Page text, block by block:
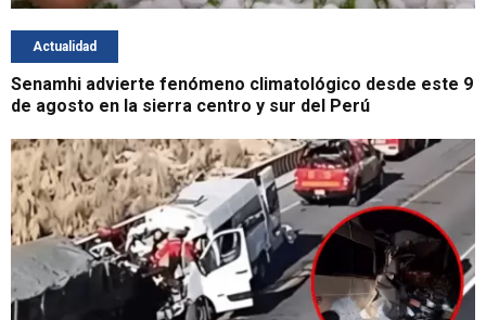
Actualidad
Senamhi advierte fenómeno climatológico desde este 9
de agosto en la sierra centro y sur del Perú